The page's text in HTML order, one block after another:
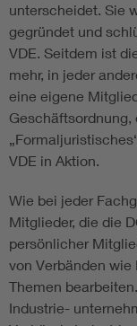
unterscheidet. Sie
gegründet und
VDE. Seitdem ist
mehr, in jeder
eine eigene
Geschäftsordnung,
VDE in Aktion.
Wie bei jeder
Mitglieder, die die
persönlicher
von Verbänden wie
Themen
Industrie-